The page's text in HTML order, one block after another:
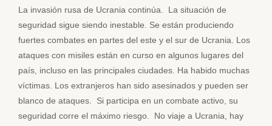
La invasión rusa de Ucrania continúa. La situación de
seguridad sigue siendo inestable. Se están produciendo
fuertes combates en partes del este y el sur de Ucrania. Los
ataques con misiles están en curso en algunos lugares del
país, incluso en las principales ciudades. Ha habido muchas
víctimas. Los extranjeros han sido asesinados y pueden ser
blanco de ataques. Si participa en un combate activo, su
seguridad corre el máximo riesgo. No viaje a Ucrania, hay